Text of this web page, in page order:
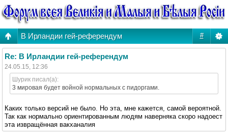
#
В Ирландии гей-референдум
Re: В Ирландии гей-референдум
24.05.15, 12:36
Шурик писал(а):
3 мировая будет войной нормальных с пидоргами.
Каких только версий не было. Но эта, мне кажется, самой вероятной.
Так как нормально ориентированным людям наверняка скоро надоест
эта извращённая вакханалия